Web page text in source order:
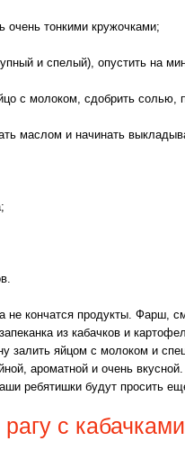
тонкими кружочками;
и спелый), опустить на
с молоком, сдобрить солью,
маслом и начинать
не кончатся продукты. Фарш,
из кабачков и
залить яйцом с молоком и
ароматной и очень
ребятишки будут просить
с кабачками